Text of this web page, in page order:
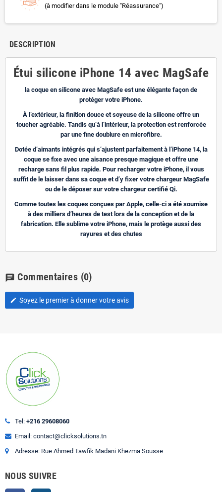
(à modifier dans le module "Réassurance")
DESCRIPTION
Étui silicone iPhone 14 avec MagSafe
la coque en silicone avec MagSafe est une élégante façon de
protéger votre iPhone.
À l’extérieur, la finition douce et soyeuse de la silicone offre un
toucher agréable. Tandis qu’à l’intérieur, la protection est renforcée
par une fine doublure en microfibre.
Dotée d’aimants intégrés qui s’ajustent parfaitement à l’iPhone 14, la
coque se fixe avec une aisance presque magique et offre une
recharge sans fil plus rapide. Pour recharger votre iPhone, il vous
suffit de le laisser dans sa coque et d’y fixer votre chargeur MagSafe
ou de le déposer sur votre chargeur certifié Qi.
Comme toutes les coques conçues par Apple, celle-ci a été soumise
à des milliers d’heures de test lors de la conception et de la
fabrication. Elle sublime votre iPhone, mais le protège aussi des
rayures et des chutes
chat Commentaires (0)
edit Soyez le premier à donner votre avis
Tel: +216 29608060
Email: contact@clicksolutions.tn
Adresse: Rue Ahmed Tawfik Madani Khezma Sousse
NOUS SUIVRE